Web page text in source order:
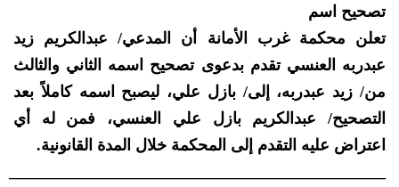
تصحيح اسم
تعلن محكمة غرب الأمانة أن المدعي/ عبدالكريم زيد
عبدربه العنسي تقدم بدعوى تصحيح اسمه الثاني والثالث
من/ زيد عبدربه، إلى/ بازل علي، ليصبح اسمه كاملاً بعد
التصحيح/ عبدالكريم بازل علي العنسي، فمن له أي
اعتراض عليه التقدم إلى المحكمة خلال المدة القانونية.